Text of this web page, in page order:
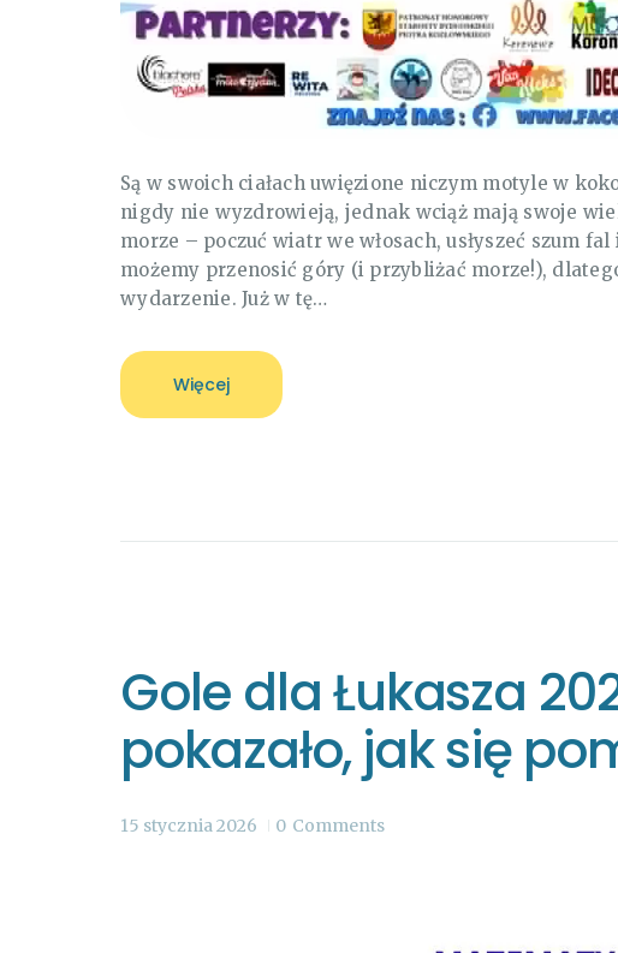
Są w swoich ciałach uwięzione niczym motyle w
nigdy nie wyzdrowieją, jednak wciąż mają swoje
morze – poczuć wiatr we włosach, usłyszeć szum
możemy przenosić góry (i przybliżać morze!),
wydarzenie. Już w tę…
Więcej
Gole dla Łukasza
pokazało, jak się
15 stycznia 2026 0 Comments